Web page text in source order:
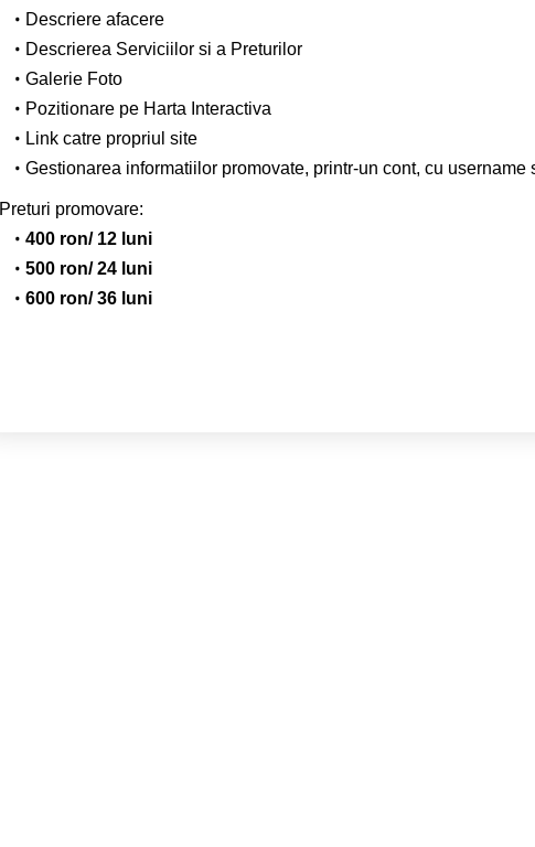
Descriere afacere
Descrierea Serviciilor si a Preturilor
Galerie Foto
Pozitionare pe Harta Interactiva
Link catre propriul site
Gestionarea informatiilor promovate, printr-un cont, cu username
Preturi promovare:
400 ron/ 12 luni
500 ron/ 24 luni
600 ron/ 36 luni